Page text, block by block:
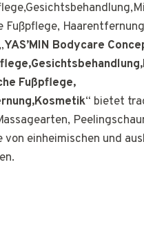
Fußpflege,
YAS’MIN Bodycare
Fußpflege,
“ bietet
von einheimischen und